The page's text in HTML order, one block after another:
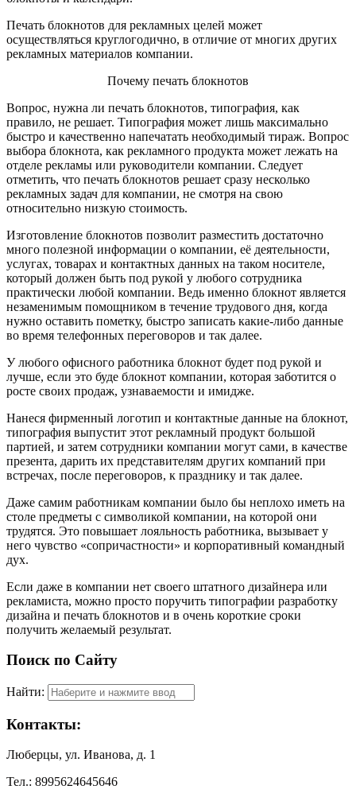
Печать блокнотов для рекламных целей может
осуществляться круглогодично, в отличие от многих других
рекламных материалов компании.
Почему печать блокнотов
Вопрос, нужна ли печать блокнотов, типография, как
правило, не решает. Типография может лишь максимально
быстро и качественно напечатать необходимый тираж. Вопрос
выбора блокнота, как рекламного продукта может лежать на
отделе рекламы или руководители компании. Следует
отметить, что печать блокнотов решает сразу несколько
рекламных задач для компании, не смотря на свою
относительно низкую стоимость.
Изготовление блокнотов позволит разместить достаточно
много полезной информации о компании, её деятельности,
услугах, товарах и контактных данных на таком носителе,
который должен быть под рукой у любого сотрудника
практически любой компании. Ведь именно блокнот является
незаменимым помощником в течение трудового дня, когда
нужно оставить пометку, быстро записать какие-либо данные
во время телефонных переговоров и так далее.
У любого офисного работника блокнот будет под рукой и
лучше, если это буде блокнот компании, которая заботится о
росте своих продаж, узнаваемости и имидже.
Нанеся фирменный логотип и контактные данные на блокнот,
типография выпустит этот рекламный продукт большой
партией, и затем сотрудники компании могут сами, в качестве
презента, дарить их представителям других компаний при
встречах, после переговоров, к празднику и так далее.
Даже самим работникам компании было бы неплохо иметь на
столе предметы с символикой компании, на которой они
трудятся. Это повышает лояльность работника, вызывает у
него чувство «сопричастности» и корпоративный командный
дух.
Если даже в компании нет своего штатного дизайнера или
рекламиста, можно просто поручить типографии разработку
дизайна и печать блокнотов и в очень короткие сроки
получить желаемый результат.
Поиск по Сайту
Найти:
Контакты:
Люберцы, ул. Иванова, д. 1
Тел.: 8995624645646